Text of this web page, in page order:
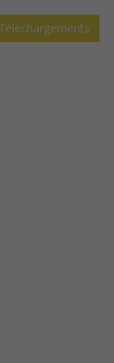
Téléchargements